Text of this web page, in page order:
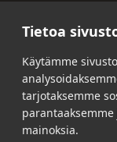
Tietoa
Käytämme
tarjotaksemme
mainoksia.